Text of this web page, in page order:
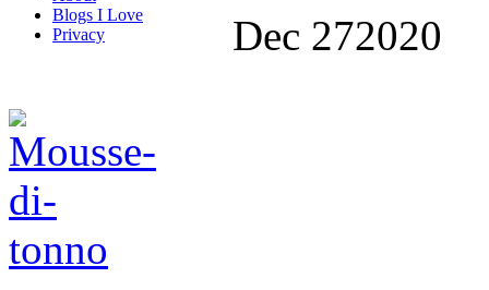
Blogs I Love
Privacy
Dec 272020